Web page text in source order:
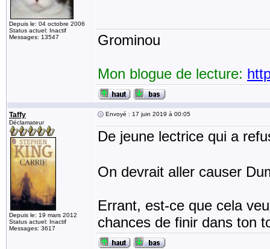
Depuis le: 04 octobre 2006
Status actuel: Inactif
Messages: 13547
Grominou
Mon blogue de lecture:
Taffy
Déclamateur
Depuis le: 19 mars 2012
Status actuel: Inactif
Messages: 3617
Envoyé : 17 juin 2019 à 00:05
De jeune lectrice qui a
On devrait aller causer
Errant, est-ce que cela
chances de finir dans ton